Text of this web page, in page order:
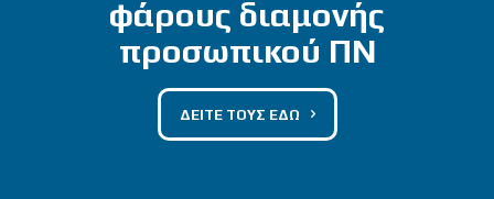
φάρους διαμονής
προσωπικού ΠΝ
ΔΕΙΤΕ ΤΟΥΣ ΕΔΩ